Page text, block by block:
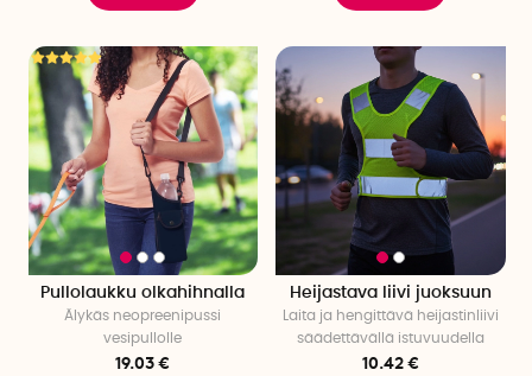
Pullolaukku olkahihnalla
Älykäs neopreenipussi
vesipullolle
19.03 €
Heijastava liivi juoksuun
Laita ja hengittävä heijastinliivi
säädettävällä istuvuudella
10.42 €